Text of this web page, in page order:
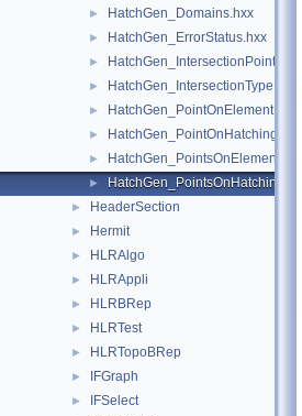
► HatchGen_Domains.hxx
► HatchGen_ErrorStatus.hxx
► HatchGen_IntersectionPoint.hxx
► HatchGen_IntersectionType.hxx
► HatchGen_PointOnElement.hxx
► HatchGen_PointOnHatching.hxx
► HatchGen_PointsOnElement.hxx
► HatchGen_PointsOnHatching.hxx
► HeaderSection
► Hermit
► HLRAlgo
► HLRAppli
► HLRBRep
► HLRTest
► HLRTopoBRep
► IFGraph
► IFSelect